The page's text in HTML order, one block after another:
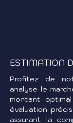
ESTIMATION
Profitez de
analyse le
montant
évaluation
assurant la